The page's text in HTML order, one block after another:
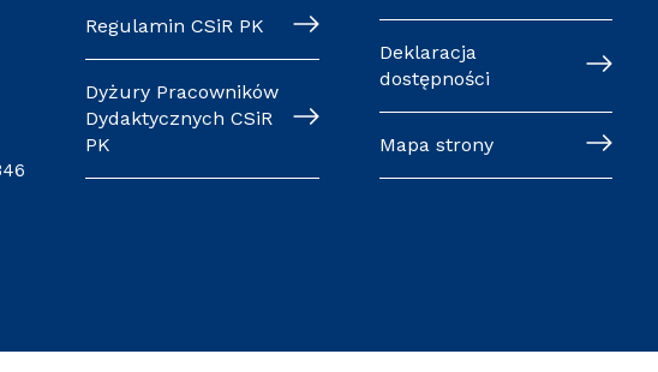
Regulamin CSiR PK
Dyżury Pracowników
Dydaktycznych CSiR
PK
Deklaracja
dostępności
Mapa strony